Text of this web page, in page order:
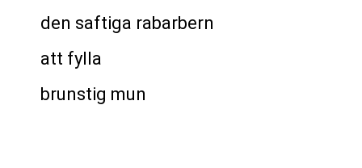
den saftiga rabarbern
att fylla
brunstig mun